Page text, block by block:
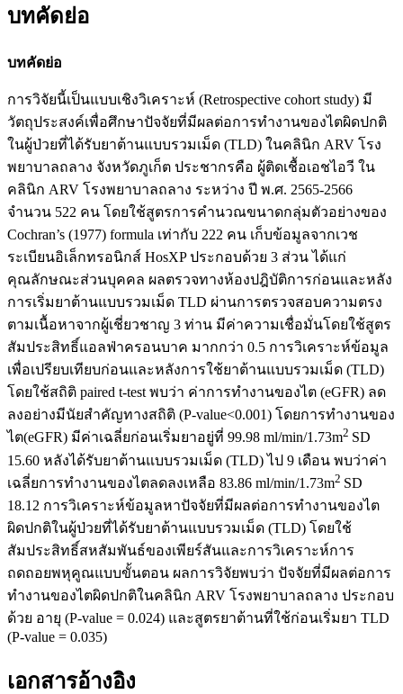
บทคัดย่อ
บทคัดย่อ
การวิจัยนี้เป็นแบบเชิงวิเคราะห์ (Retrospective cohort study) มี
วัตถุประสงค์เพื่อศึกษาปัจจัยที่มีผลต่อการทำงานของไตผิดปกติ
ในผู้ป่วยที่ได้รับยาต้านแบบรวมเม็ด (TLD) ในคลินิก ARV โรง
พยาบาลถลาง จังหวัดภูเก็ต ประชากรคือ ผู้ติดเชื้อเอชไอวี ใน
คลินิก ARV โรงพยาบาลถลาง ระหว่าง ปี พ.ศ. 2565-2566
จำนวน 522 คน โดยใช้สูตรการคำนวณขนาดกลุ่มตัวอย่างของ
Cochran’s (1977) formula เท่ากับ 222 คน เก็บข้อมูลจากเวช
ระเบียนอิเล็กทรอนิกส์ HosXP ประกอบด้วย 3 ส่วน ได้แก่
คุณลักษณะส่วนบุคคล ผลตรวจทางห้องปฎิบัติการก่อนและหลัง
การเริ่มยาต้านแบบรวมเม็ด TLD ผ่านการตรวจสอบความตรง
ตามเนื้อหาจากผู้เชี่ยวชาญ 3 ท่าน มีค่าความเชื่อมั่นโดยใช้สูตร
สัมประสิทธิ์แอลฟ่าครอนบาค มากกว่า 0.5 การวิเคราะห์ข้อมูล
เพื่อเปรียบเทียบก่อนและหลังการใช้ยาต้านแบบรวมเม็ด (TLD)
โดยใช้สถิติ paired t-test พบว่า ค่าการทำงานของไต (eGFR) ลด
ลงอย่างมีนัยสำคัญทางสถิติ (P-value<0.001) โดยการทำงานของ
ไต(eGFR) มีค่าเฉลี่ยก่อนเริ่มยาอยู่ที่ 99.98 ml/min/1.73m2 SD
15.60 หลังได้รับยาต้านแบบรวมเม็ด (TLD) ไป 9 เดือน พบว่าค่า
เฉลี่ยการทำงานของไตลดลงเหลือ 83.86 ml/min/1.73m2 SD
18.12 การวิเคราะห์ข้อมูลหาปัจจัยที่มีผลต่อการทำงานของไต
ผิดปกติในผู้ป่วยที่ได้รับยาต้านแบบรวมเม็ด (TLD) โดยใช้
สัมประสิทธิ์สหสัมพันธ์ของเพียร์สันและการวิเคราะห์การ
ถดถอยพหุคูณแบบขั้นตอน ผลการวิจัยพบว่า ปัจจัยที่มีผลต่อการ
ทำงานของไตผิดปกติในคลินิก ARV โรงพยาบาลถลาง ประกอบ
ด้วย อายุ (P-value = 0.024) และสูตรยาต้านที่ใช้ก่อนเริ่มยา TLD
(P-value = 0.035)
เอกสารอ้างอิง